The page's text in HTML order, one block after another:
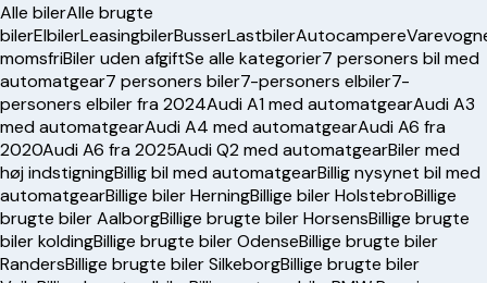
Alle bilerAlle brugte
bilerElbilerLeasingbilerBusserLastbilerAutocampere
momsfriBiler uden afgiftSe alle kategorier7 personers bil med
automatgear7 personers biler7-personers elbiler7-
personers elbiler fra 2024Audi A1 med automatgearAudi A3
med automatgearAudi A4 med automatgearAudi A6 fra
2020Audi A6 fra 2025Audi Q2 med automatgearBiler med
høj indstigningBillig bil med automatgearBillig nysynet bil med
automatgearBillige biler HerningBillige biler HolstebroBillige
brugte biler AalborgBillige brugte biler HorsensBillige brugte
biler koldingBillige brugte biler OdenseBillige brugte biler
RandersBillige brugte biler SilkeborgBillige brugte biler